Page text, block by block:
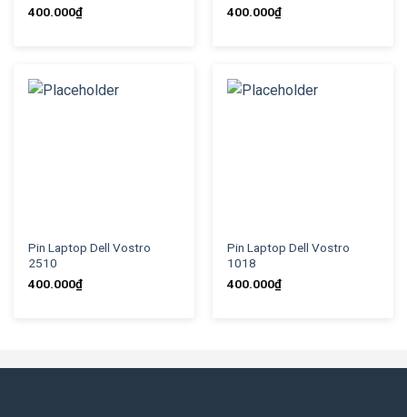
400.000₫
400.000₫
Pin Laptop Dell Vostro
2510
400.000₫
Pin Laptop Dell Vostro
1018
400.000₫